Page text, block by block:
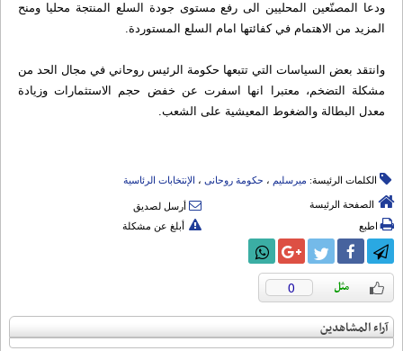
ودعا المصنّعين المحليين الى رفع مستوى جودة السلع المنتجة محليا ومنح
المزيد من الاهتمام في كفائتها امام السلع المستوردة.
وانتقد بعض السياسات التي تتبعها حكومة الرئيس روحاني في مجال الحد من
مشكلة التضخم، معتبرا انها اسفرت عن خفض حجم الاستثمارات وزيادة
معدل البطالة والضغوط المعيشية على الشعب.
الكلمات الرئيسة: میرسلیم ، حکومة روحانی ، الإنتخابات الرئاسیة
الصفحة الرئيسة
أرسل لصديق
اطبع
أبلغ عن مشكلة
0
آراء المشاهدين